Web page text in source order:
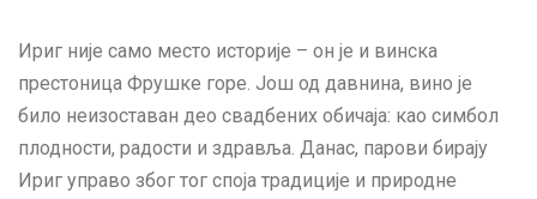
Ириг није само место историје – он је и винска
престоница Фрушке горе. Још од давнина, вино је
било неизоставан део свадбених обичаја: као симбол
плодности, радости и здравља. Данас, парови бирају
Ириг управо због тог споја традиције и природне